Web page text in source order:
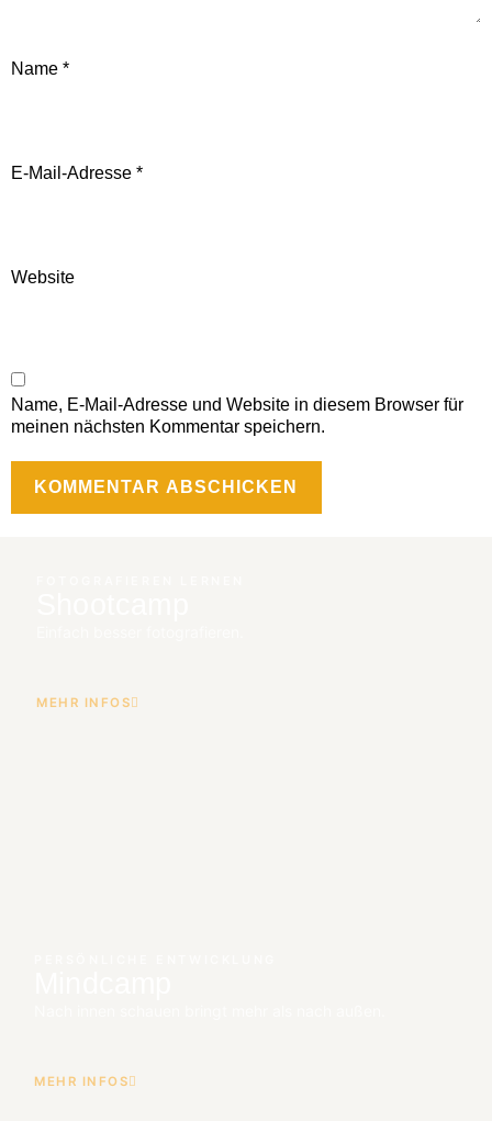
Name *
E-Mail-Adresse *
Website
Name, E-Mail-Adresse und Website in diesem Browser für
meinen nächsten Kommentar speichern.
MEHR INFOS
MEHR INFOS